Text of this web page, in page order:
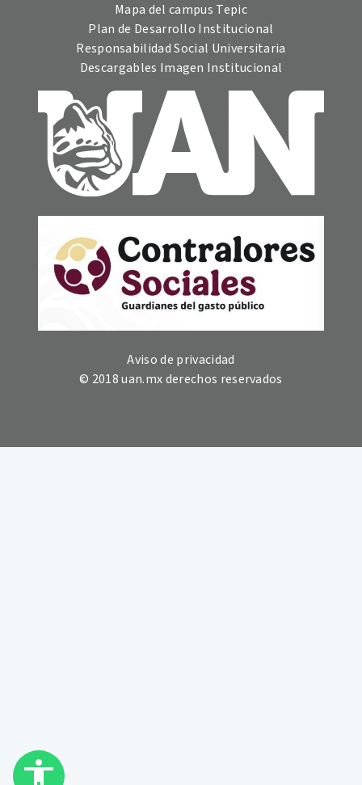
Mapa del campus Tepic
Plan de Desarrollo Institucional
Responsabilidad Social Universitaria
Descargables Imagen Institucional
Aviso de privacidad
© 2018 uan.mx derechos reservados